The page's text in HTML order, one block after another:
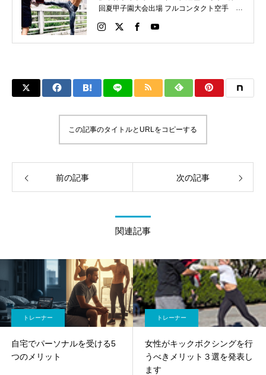
回夏甲子園大会出場 フルコンタクト空手 日
パーライト級新人王 FOKウェルター級王者
WMCライト級日本王者 トレーニング依頼は
この記事のタイトルとURLをコピーする
前の記事 次の記事
関連記事
トレーナー
自宅でパーソナルを受ける5
つのメリット
トレーナー
女性がキックボクシングを行
うべきメリット３選を発表し
ます